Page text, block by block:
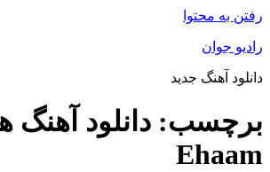
جدید
دانلود آهنگ های